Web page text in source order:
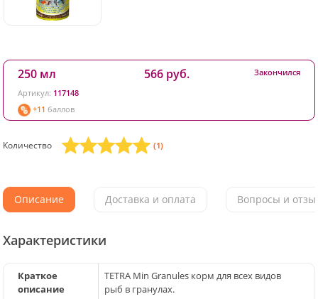
250 мл
Артикул: 117148
+11 баллов
566 руб. Закончился
Количество (1)
Описание Доставка и оплата Вопросы и
Характеристики
Краткое
описание
TETRA Min Granules корм для всех видов
рыб в гранулах.